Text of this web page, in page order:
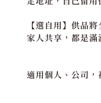
【選自用】供品
家人共享，都是滿
適用個人、公司